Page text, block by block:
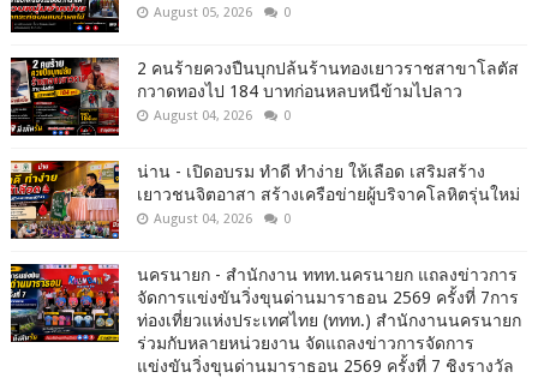
August 05, 2026 0
2 คนร้ายควงปืนบุกปล้นร้านทองเยาวราชสาขาโลตัส
กวาดทองไป 184 บาทก่อนหลบหนีข้ามไปลาว
August 04, 2026 0
น่าน - เปิดอบรม ทำดี ทำง่าย ให้เลือด เสริมสร้าง
เยาวชนจิตอาสา สร้างเครือข่ายผู้บริจาคโลหิตรุ่นใหม่
August 04, 2026 0
นครนายก - สำนักงาน ททท.นครนายก แถลงข่าวการ
จัดการแข่งขันวิ่งขุนด่านมาราธอน 2569 ครั้งที่ 7การ
ท่องเที่ยวแห่งประเทศไทย (ททท.) สำนักงานนครนายก
ร่วมกับหลายหน่วยงาน จัดแถลงข่าวการจัดการ
แข่งขันวิ่งขุนด่านมาราธอน 2569 ครั้งที่ 7 ชิงรางวัล